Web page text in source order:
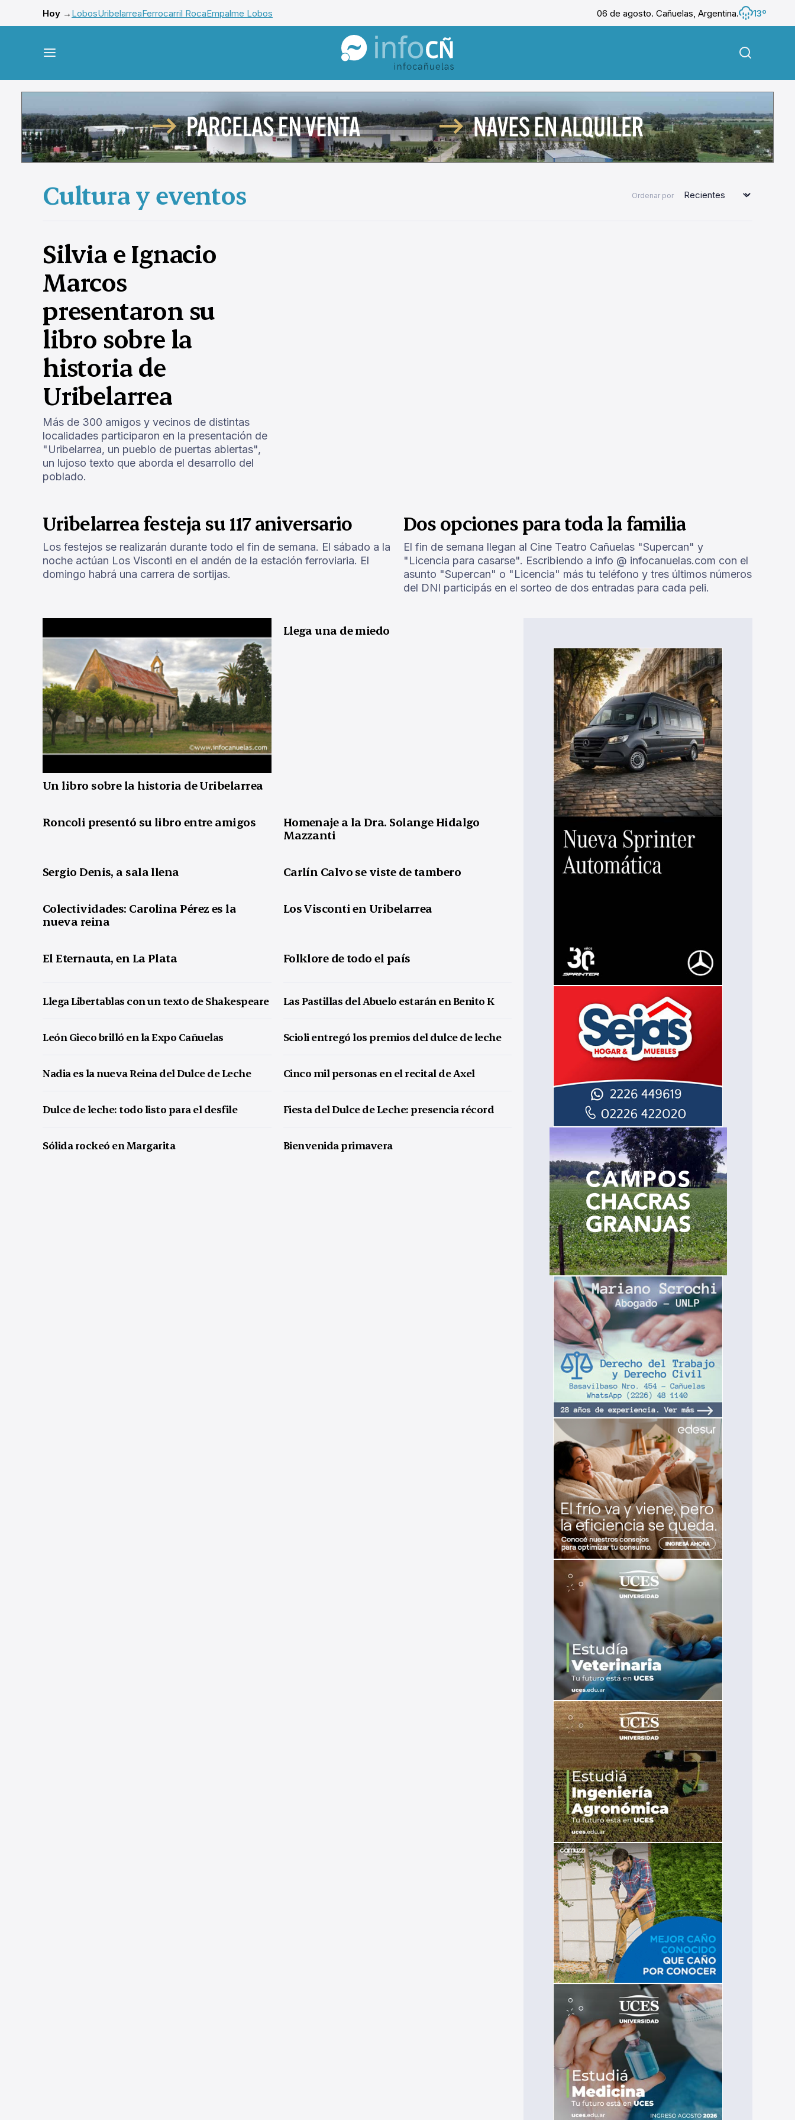
Hoy → LobosUribelarreaFerrocarril RocaEmpalme Lobos 06 de agosto. Cañuelas, Argentina.
13º
InfoCañuelas
Cultura y eventos Ordenar por
Silvia e Ignacio
Marcos
presentaron su
libro sobre la
historia de
Uribelarrea
Más de 300 amigos y vecinos de distintas
localidades participaron en la presentación de
"Uribelarrea, un pueblo de puertas abiertas",
un lujoso texto que aborda el desarrollo del
poblado.
Uribelarrea festeja su 117 aniversario
Los festejos se realizarán durante todo el fin de semana. El sábado a la
noche actúan Los Visconti en el andén de la estación ferroviaria. El
domingo habrá una carrera de sortijas.
Dos opciones para toda la familia
El fin de semana llegan al Cine Teatro Cañuelas "Supercan" y
"Licencia para casarse". Escribiendo a info @ infocanuelas.com con el
asunto "Supercan" o "Licencia" más tu teléfono y tres últimos números
del DNI participás en el sorteo de dos entradas para cada peli.
Un libro sobre la historia de Uribelarrea
Llega una de miedo
Roncoli presentó su libro entre amigos
Homenaje a la Dra. Solange Hidalgo
Mazzanti
Sergio Denis, a sala llena Carlín Calvo se viste de tambero
Colectividades: Carolina Pérez es la
nueva reina
Los Visconti en Uribelarrea
El Eternauta, en La Plata Folklore de todo el país
Llega Libertablas con un texto de Shakespeare Las Pastillas del Abuelo estarán en Benito K
León Gieco brilló en la Expo Cañuelas Scioli entregó los premios del dulce de leche
Nadia es la nueva Reina del Dulce de Leche Cinco mil personas en el recital de Axel
Dulce de leche: todo listo para el desfile Fiesta del Dulce de Leche: presencia récord
Sólida rockeó en Margarita Bienvenida primavera